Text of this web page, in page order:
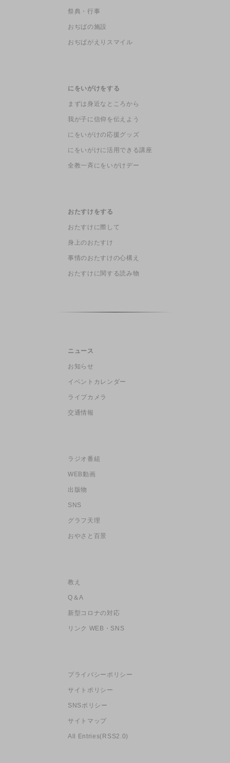
祭典・行事
おぢばの施設
おぢばがえりスマイル
にをいがけをする
まずは身近なところから
我が子に信仰を伝えよう
にをいがけの応援グッズ
にをいがけに活用できる講座
全教一斉にをいがけデー
おたすけをする
おたすけに際して
身上のおたすけ
事情のおたすけの心構え
おたすけに関する読み物
ニュース
お知らせ
イベントカレンダー
ライブカメラ
交通情報
ラジオ番組
WEB動画
出版物
SNS
グラフ天理
おやさと百景
教え
Q＆A
新型コロナの対応
リンク WEB・SNS
プライバシーポリシー
サイトポリシー
SNSポリシー
サイトマップ
All Entries(RSS2.0)